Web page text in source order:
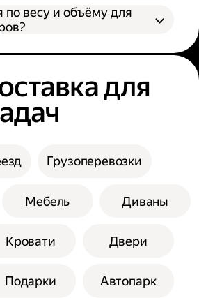
по весу и объёму для
для
Грузоперевозки
Мебель Диваны
Кровати Двери
Подарки Автопарк